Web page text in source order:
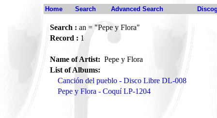
Home Search Advanced Search
Search : an = "Pepe y Flora"
Record : 1
Name of Artist: Pepe y Flora
List of Albums:
Canción del pueblo - Disco Libre DL-008
Pepe y Flora - Coquí LP-1204